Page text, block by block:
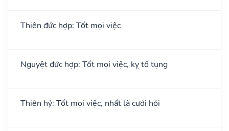
Thiên đức hợp: Tốt mọi việc
Nguyệt đức hợp: Tốt mọi việc, kỵ tố tụng
Thiên hỷ: Tốt mọi việc, nhất là cưới hỏi